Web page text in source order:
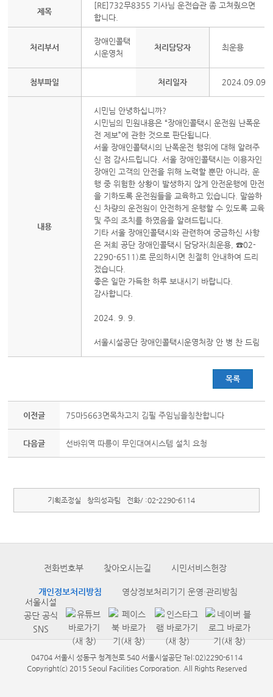
제목
[RE]732무8355 기사님 운전습관 좀 고쳐줬으면
합니다.
처리부서
장애인콜택
시운영처
처리담당자 최운용
첨부파일 처리일자 2024.09.09
내용
시민님 안녕하십니까?
시민님의 민원내용은 “장애인콜택시 운전원 난폭운
전 제보”에 관한 것으로 판단됩니다.
서울 장애인콜택시의 난폭운전 행위에 대해 알려주
신 점 감사드립니다. 서울 장애인콜택시는 이용자인
장애인 고객의 안전을 위해 노력할 뿐만 아니라, 운
행 중 위험한 상황이 발생하지 않게 안전운행에 만전
을 기하도록 운전원들을 교육하고 있습니다. 말씀하
신 차량의 운전원이 안전하게 운행할 수 있도록 교육
및 주의 조치를 하였음을 알려드립니다.
기타 서울 장애인콜택시와 관련하여 궁금하신 사항
은 저희 공단 장애인콜택시 담당자(최운용, ☎02-
2290-6511)로 문의하시면 친절히 안내하여 드리
겠습니다.
좋은 일만 가득한 하루 보내시기 바랍니다.
감사합니다.
2024. 9. 9.
서울시설공단 장애인콜택시운영처장 안 병 찬 드림
목록
이전글 75마5663면목차고지 김필 주임님을칭찬합니다
다음글 선바위역 따릉이 무인대여시스템 설치 요청
기획조정실 창의성과팀 전화/ :02-2290-6114
전화번호부 찾아오시는길 시민서비스헌장
개인정보처리방침
영상정보처리기기 운영·관리방침
서울시설
공단 공식
SNS
04704 서울시 성동구 청계천로 540 서울시설공단 Tel:02)2290-6114
Copyright(c) 2015 Seoul Facilities Corporation. All Rights Reserved